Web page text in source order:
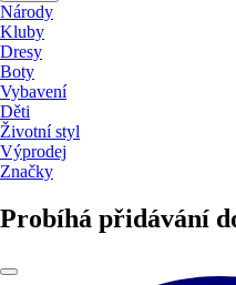
Národy
Kluby
Dresy
Boty
Vybavení
Děti
Životní styl
Výprodej
Značky
Probíhá přidávání